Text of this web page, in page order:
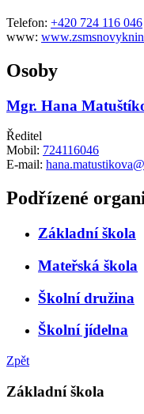
Telefon: +420 724 116 046
www:
Osoby
Mgr. Hana
Ředitel
Mobil: 724116046
E-mail:
Podřízené
Základní škola
Mateřská škola
Školní družina
Školní jídelna
Zpět
Základní škola